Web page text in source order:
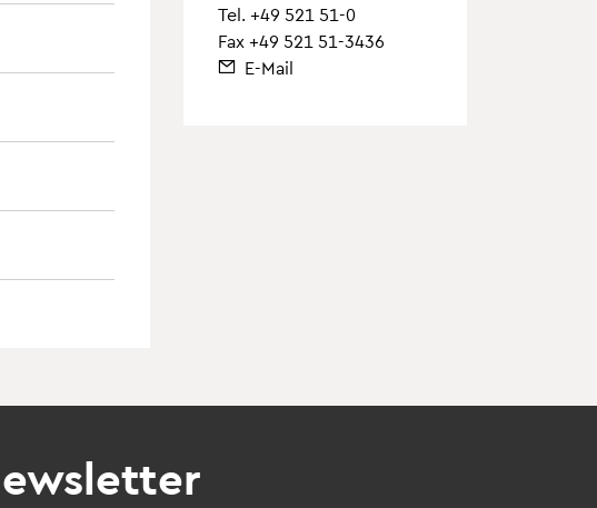
Tel. +49 521 51-0
Fax +49 521 51-3436
E-Mail